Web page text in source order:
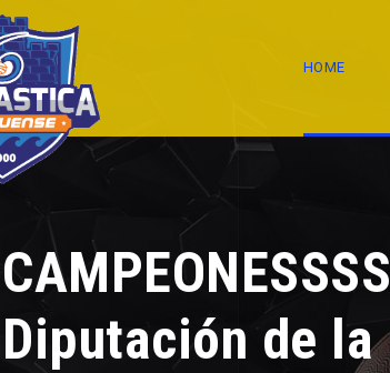
HOME
Diputación de la